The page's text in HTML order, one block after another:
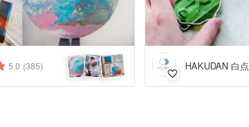
5.0 (385) HAKUDAN 白点